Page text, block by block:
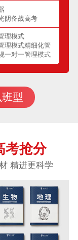
阴备战高考
理模式
理模式精细化管
一对一管理模式
型
考抢分
精进更科学